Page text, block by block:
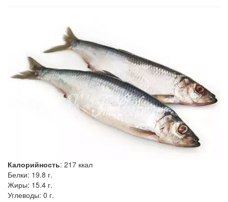
Калорийность: 217 ккал
Белки: 19.8 г.
Жиры: 15.4 г.
Углеводы: 0 г.